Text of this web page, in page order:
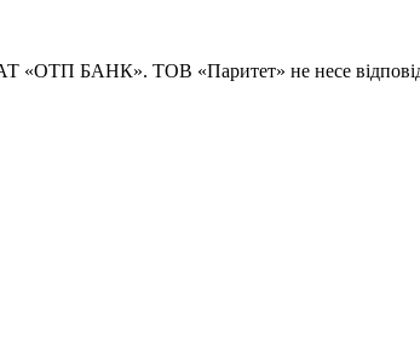
«ОТП БАНК». ТОВ «Паритет» не несе